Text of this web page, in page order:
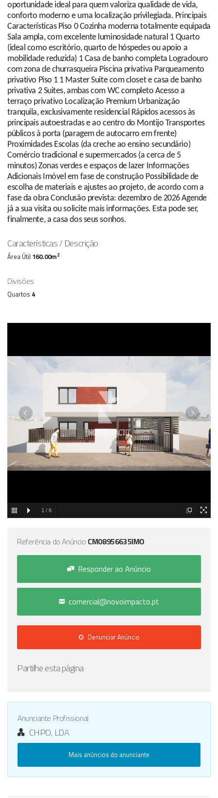
oportunidade ideal para quem valoriza qualidade de vida,
conforto moderno e uma localização privilegiada. Principais
Características Piso 0 Cozinha moderna totalmente equipada
Sala ampla, com excelente luminosidade natural 1 Quarto
(ideal como escritório, quarto de hóspedes ou apoio a
mobilidade reduzida) 1 Casa de banho completa Logradouro
com zona de churrasqueira Piscina privativa Parqueamento
privativo Piso 1 1 Master Suite com closet e casa de banho
privativa 2 Suites, ambas com WC completo Acesso a
terraço privativo Localização Premium Urbanização
tranquila, exclusivamente residencial Rápidos acessos às
principais autoestradas e ao centro do Montijo Transportes
públicos à porta (paragem de autocarro em frente)
Proximidades Escolas (da creche ao ensino secundário)
Comércio tradicional e supermercados (a cerca de 5
minutos) Zonas verdes e espaços de lazer Informações
Adicionais Imóvel em fase de construção Possibilidade de
escolha de materiais e ajustes ao projeto, de acordo com a
fase da obra Conclusão prevista: dezembro de 2026 Agende
já a sua visita ou solicite mais informações. Esta pode ser,
finalmente, a casa dos seus sonhos.
Características / Descrição
Área Útil 160.00m2
Divisões
Quartos 4
1 / 6
Referência do Anúncio CM08956635IMO
Responder ao Anúncio
comercial@novoimpacto.pt
Denunciar Anúncio
Partilhe esta página
Anunciante Profissional
CHPO, LDA
Mais anúncios do anunciante